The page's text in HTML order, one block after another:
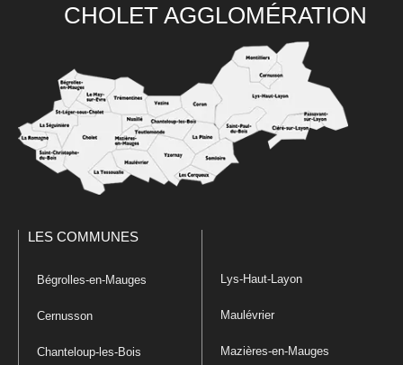
CHOLET AGGLOMÉRATION
LES COMMUNES
Bégrolles-en-Mauges
Cernusson
Chanteloup-les-Bois
Lys-Haut-Layon
Maulévrier
Mazières-en-Mauges